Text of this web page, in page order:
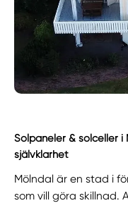
Solpaneler & solceller
självklarhet
Mölndal är en stad i
som vill göra skillnad.